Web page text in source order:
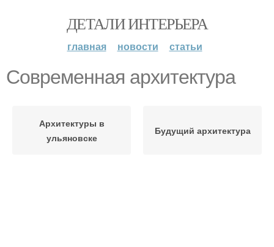
ДЕТАЛИ ИНТЕРЬЕРА
главная новости статьи
Современная архитектура
Архитектуры в
ульяновске
Будущий архитектура